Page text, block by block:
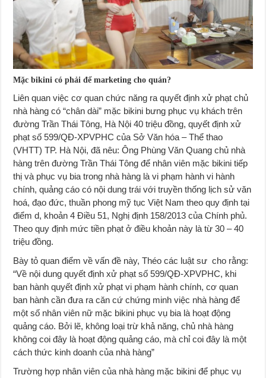
Mặc bikini có phải để marketing cho quán?
Liên quan việc cơ quan chức năng ra quyết định xử phạt chủ
nhà hàng có “chân dài” mặc bikini bưng phục vụ khách trên
đường Trần Thái Tông, Hà Nội 40 triệu đồng, quyết định xử
phạt số 599/QĐ-XPVPHC của Sở Văn hóa – Thể thao
(VHTT) TP. Hà Nội, đã nêu: Ông Phùng Văn Quang chủ nhà
hàng trên đường Trần Thái Tông để nhân viên mặc bikini tiếp
thị và phục vụ bia trong nhà hàng là vi phạm hành vi hành
chính, quảng cáo có nội dung trái với truyền thống lịch sử văn
hoá, đạo đức, thuần phong mỹ tục Việt Nam theo quy định tại
điểm d, khoản 4 Điều 51, Nghị định 158/2013 của Chính phủ.
Theo quy định mức tiền phạt ở điều khoản này là từ 30 – 40
triệu đồng.
Bày tỏ quan điểm về vấn đề này, Théo các luật sư cho rằng:
“Về nội dung quyết định xử phạt số 599/QĐ-XPVPHC, khi
ban hành quyết định xử phạt vi phạm hành chính, cơ quan
ban hành cần đưa ra căn cứ chứng minh việc nhà hàng để
một số nhân viên nữ mặc bikini phục vụ bia là hoạt động
quảng cáo. Bởi lẽ, không loại trừ khả năng, chủ nhà hàng
không coi đây là hoạt động quảng cáo, mà chỉ coi đây là một
cách thức kinh doanh của nhà hàng”
Trường hợp nhân viên của nhà hàng mặc bikini để phục vụ